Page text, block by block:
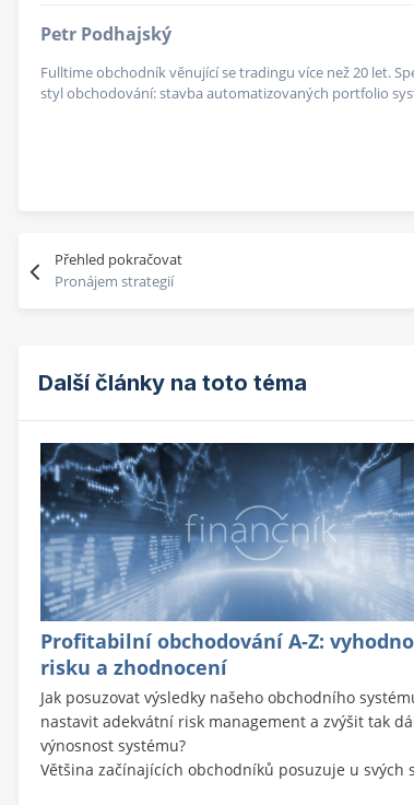
Petr Podhajský
Fulltime obchodník věnující se tradingu více než 20 let.
styl obchodování: stavba automatizovaných portfolio
Přehled pokračovat
Pronájem strategií
Další články na toto téma
Profitabilní obchodování A-Z:
risku a zhodnocení
Jak posuzovat výsledky našeho obchodního
nastavit adekvátní risk management a zvýšit tak
výnosnost systému?
Většina začínajících obchodníků posuzuje u svých